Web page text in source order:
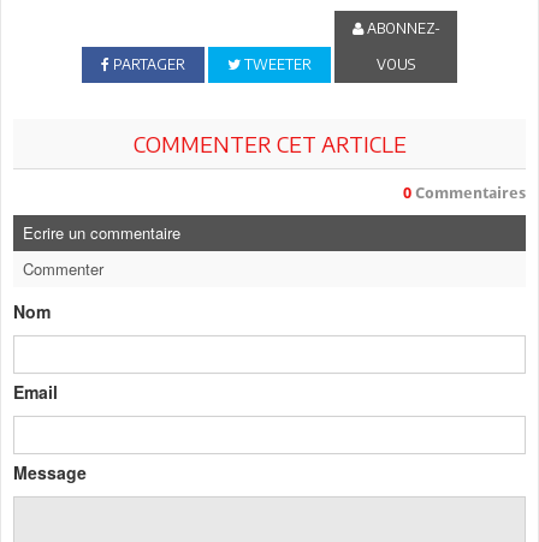
PARTAGER TWEETER
ABONNEZ-
VOUS
COMMENTER CET ARTICLE
0 Commentaires
Ecrire un commentaire
Commenter
Nom
Email
Message